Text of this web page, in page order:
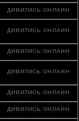
ДИВИТИСЬ ОНЛАЙН
ДИВИТИСЬ ОНЛАЙН
ДИВИТИСЬ ОНЛАЙН
ДИВИТИСЬ ОНЛАЙН
ДИВИТИСЬ ОНЛАЙН
ДИВИТИСЬ ОНЛАЙН